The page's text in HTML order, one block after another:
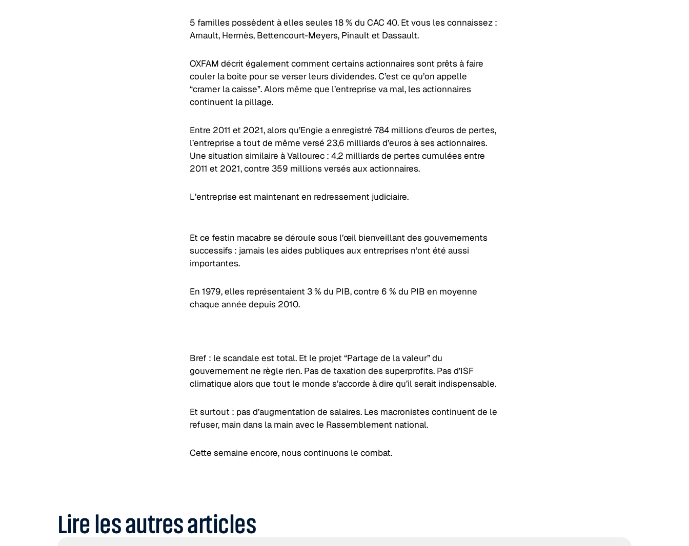
5 familles possèdent à elles seules 18 % du CAC 40. Et vous les connaissez :
Arnault, Hermès, Bettencourt-Meyers, Pinault et Dassault.
OXFAM décrit également comment certains actionnaires sont prêts à faire
couler la boite pour se verser leurs dividendes. C’est ce qu’on appelle
“cramer la caisse”. Alors même que l’entreprise va mal, les actionnaires
continuent la pillage.
Entre 2011 et 2021, alors qu’Engie a enregistré 784 millions d’euros de pertes,
l’entreprise a tout de même versé 23,6 milliards d’euros à ses actionnaires.
Une situation similaire à Vallourec : 4,2 milliards de pertes cumulées entre
2011 et 2021, contre 359 millions versés aux actionnaires.
L’entreprise est maintenant en redressement judiciaire.
Et ce festin macabre se déroule sous l’œil bienveillant des gouvernements
successifs : jamais les aides publiques aux entreprises n’ont été aussi
importantes.
En 1979, elles représentaient 3 % du PIB, contre 6 % du PIB en moyenne
chaque année depuis 2010.
Bref : le scandale est total. Et le projet “Partage de la valeur” du
gouvernement ne règle rien. Pas de taxation des superprofits. Pas d’ISF
climatique alors que tout le monde s’accorde à dire qu’il serait indispensable.
Et surtout : pas d’augmentation de salaires. Les macronistes continuent de le
refuser, main dans la main avec le Rassemblement national.
Cette semaine encore, nous continuons le combat.
Lire les autres articles